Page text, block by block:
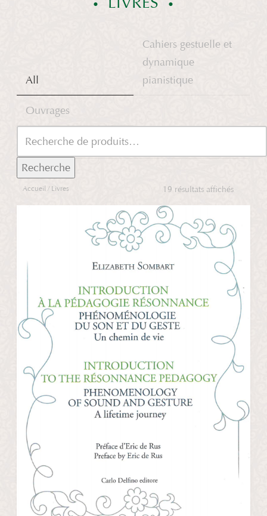
All
Cahiers gestuelle et
dynamique
pianistique
Ouvrages
Recherche
Accueil / Livres 19 résultats affichés